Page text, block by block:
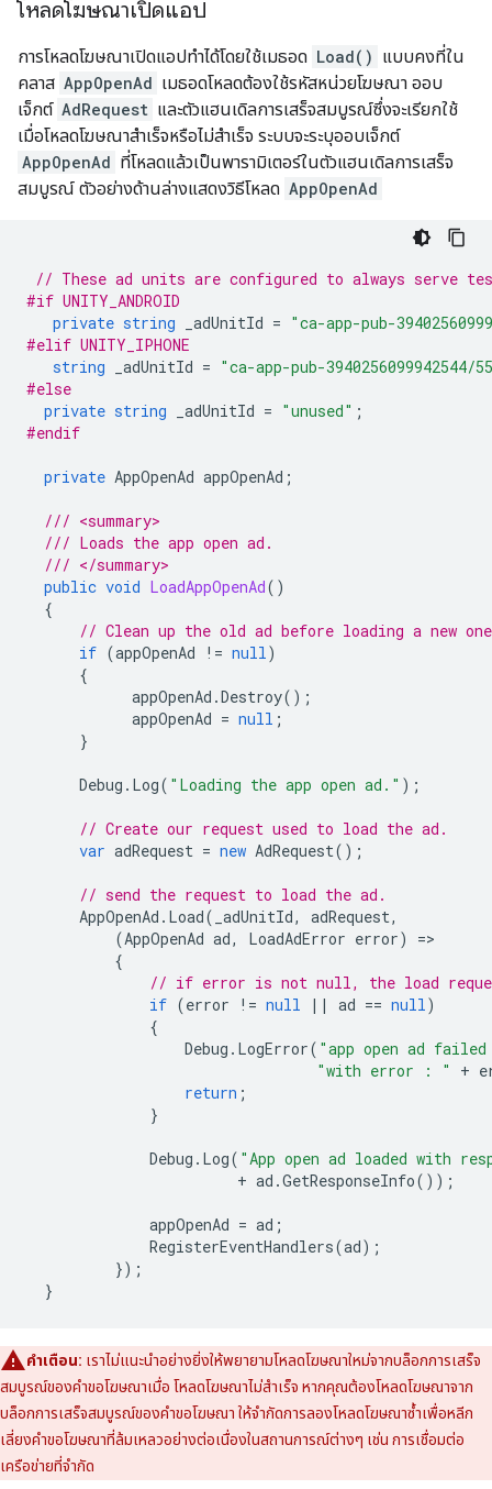
โหลดโฆษณาเปิดแอป
การโหลดโฆษณาเปิดแอปทำได้โดยใช้เมธอด Load() แบบคงที่ใน
คลาส AppOpenAd เมธอดโหลดต้องใช้รหัสหน่วยโฆษณา ออบ
เจ็กต์ AdRequest และตัวแฮนเดิลการเสร็จสมบูรณ์ซึ่งจะเรียกใช้
เมื่อโหลดโฆษณาสำเร็จหรือไม่สำเร็จ ระบบจะระบุออบเจ็กต์
AppOpenAd ที่โหลดแล้วเป็นพารามิเตอร์ในตัวแฮนเดิลการเสร็จ
สมบูรณ์ ตัวอย่างด้านล่างแสดงวิธีโหลด AppOpenAd
// These ad units are configured to always serve
#if UNITY_ANDROID
private string _adUnitId = "ca-app-pub-
#elif UNITY_IPHONE
string
_adUnitId = "ca-app-pub-3940256099942544/
#else
private string _adUnitId = "unused" ;
#endif
private AppOpenAd appOpenAd ;
/// <summary>
/// Loads the app open ad.
/// </summary>
public void LoadAppOpenAd()
{
// Clean up the old ad before loading a new
if (appOpenAd != null)
{
appOpenAd .Destroy();
appOpenAd = null ;
}
Debug . Log( "Loading the app open ad." );
// Create our request used to load the ad.
var adRequest = new AdRequest();
// send the request to load the ad.
AppOpenAd . Load( _adUnitId, adRequest,
(AppOpenAd ad, LoadAdError error) =
{
// if error is not null, the load
if (error != null || ad == null)
{
Debug . LogError( "app open ad
"with error : "
+
return ;
}
Debug . Log( "App open ad loaded with
+ ad .GetResponseInfo());
appOpenAd = ad ;
RegisterEventHandlers(ad);
});
}
คำเตือน: เราไม่แนะนำอย่างยิ่งให้พยายามโหลดโฆษณาใหม่จากบล็อกการเสร็จ
สมบูรณ์ของคำขอโฆษณาเมื่อ โหลดโฆษณาไม่สำเร็จ หากคุณต้องโหลดโฆษณาจาก
บล็อกการเสร็จสมบูรณ์ของคำขอโฆษณา ให้จำกัดการลองโหลดโฆษณาซ้ำเพื่อหลีก
เลี่ยงคำขอโฆษณาที่ล้มเหลวอย่างต่อเนื่องในสถานการณ์ต่างๆ เช่น การเชื่อมต่อ
เครือข่ายที่จำกัด